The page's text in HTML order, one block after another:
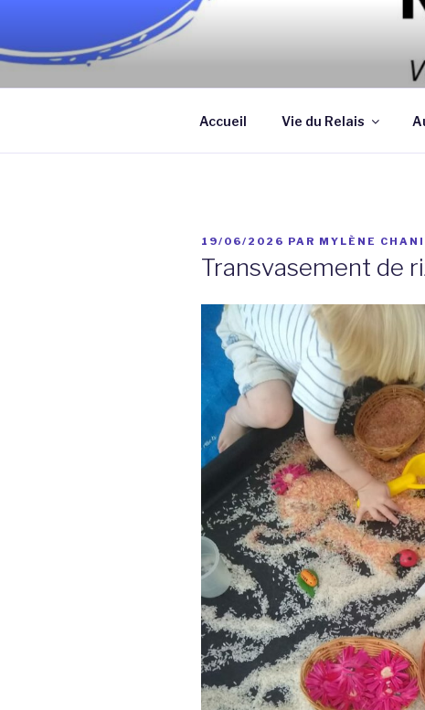
contenu
Association qui a pour objectif
assistantes maternelles et/ou
Accueil Vie du Relais
PUBLIÉ
19/06/2026 PAR MYLÈNE
Transvasement de